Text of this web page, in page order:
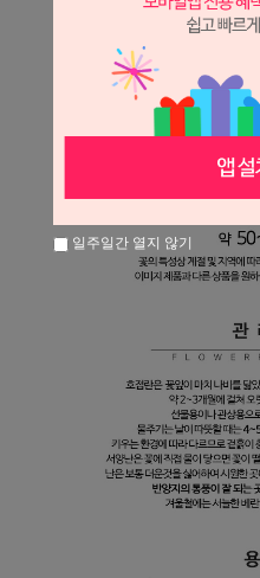
일주일간 열지 않기